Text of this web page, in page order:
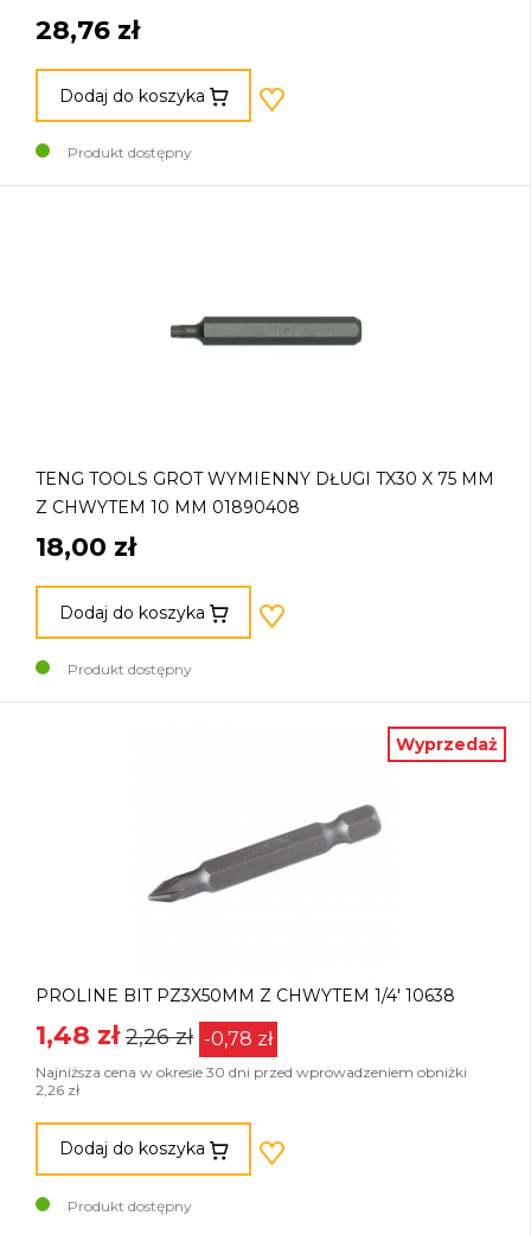
28,76 zł
Dodaj do koszyka
Produkt dostępny
TENG TOOLS GROT WYMIENNY DŁUGI TX30 X 75 MM
Z CHWYTEM 10 MM 01890408
18,00 zł
Dodaj do koszyka
Produkt dostępny
Wyprzedaż
PROLINE BIT PZ3X50MM Z CHWYTEM 1/4' 10638
1,48 zł 2,26 zł -0,78 zł
Najniższa cena w okresie 30 dni przed wprowadzeniem obniżki
2,26 zł
Dodaj do koszyka
Produkt dostępny